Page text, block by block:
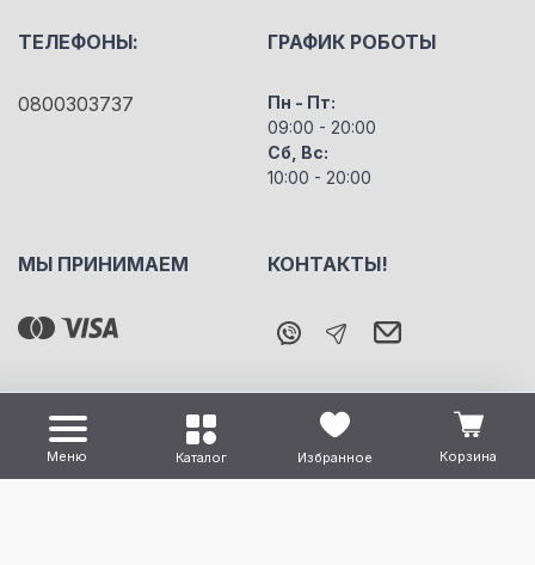
ТЕЛЕФОНЫ:
0800303737
ГРАФИК РОБОТЫ
Пн - Пт:
09:00 - 20:00
Сб, Вс:
10:00 - 20:00
МЫ ПРИНИМАЕМ КОНТАКТЫ!
Меню Каталог Избранное Корзина